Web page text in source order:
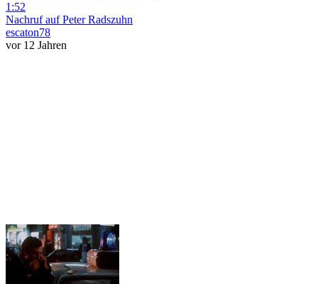
1:52
Nachruf auf Peter Radszuhn
escaton78
vor 12 Jahren